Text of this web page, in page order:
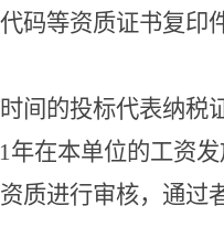
码等资质证书复
间的投标代表纳
1年在本单位的工资发
质进行审核，通